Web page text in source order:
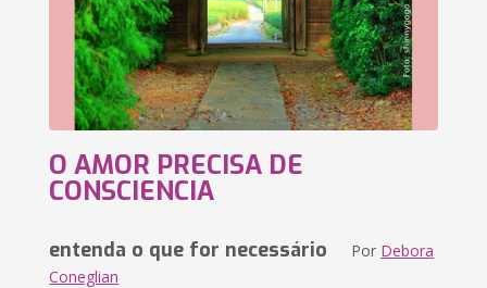
O AMOR PRECISA DE
CONSCIENCIA
entenda o que for necessário Por Debora
Coneglian